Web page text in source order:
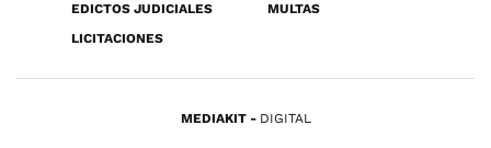
EDICTOS JUDICIALES
MULTAS
LICITACIONES
MEDIAKIT DIGITAL